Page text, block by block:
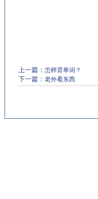
上一篇： 怎样背单词？
下一篇： 老外看东西